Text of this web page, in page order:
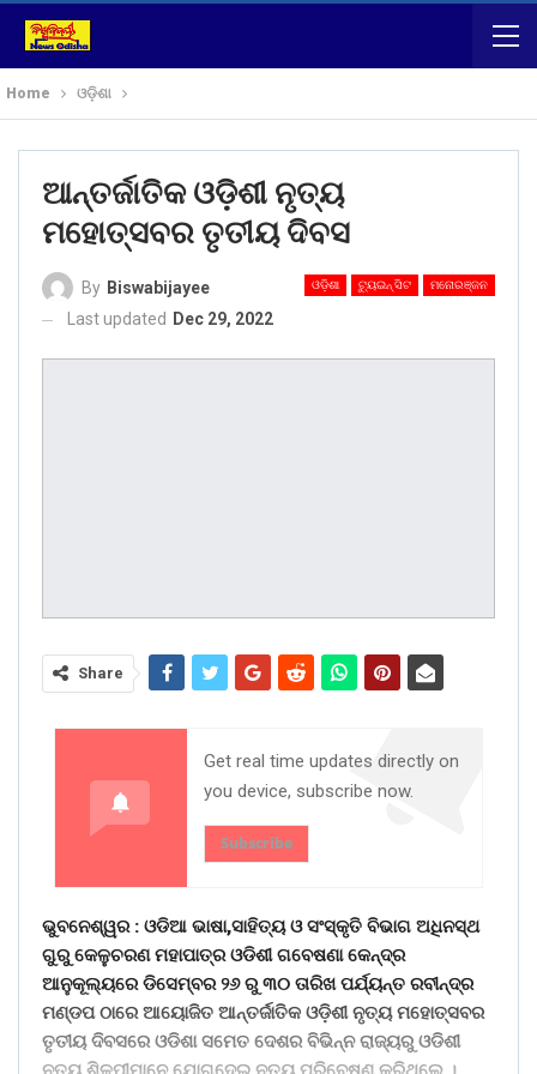
Home ଓଡ଼ିଶା
ଆନ୍ତର୍ଜାତିକ ଓଡ଼ିଶୀ ନୃତ୍ୟ
ମହୋତ୍ସବର ତୃତୀୟ ଦିବସ
ଓଡ଼ିଶା ଟ୍ୟୁଇନ୍ ସିଟ ମନୋରଞ୍ଜନ
By Biswabijayee
Last updated
Dec 29, 2022
Share
Get real time updates directly on
you device, subscribe now.
Subscribe
ଭୁବନେଶ୍ୱର : ଓଡିଆ ଭାଷା,ସାହିତ୍ୟ ଓ ସଂସ୍କୃତି ବିଭାଗ ଅଧିନସ୍ଥ
ଗୁରୁ କେଳୁଚରଣ ମହାପାତ୍ର ଓଡିଶୀ ଗବେଷଣା କେନ୍ଦ୍ର
ଆନୁକୂଲ୍ୟରେ ଡିସେମ୍ବର ୨୬ ରୁ ୩୦ ତାରିଖ ପର୍ଯ୍ୟନ୍ତ ରବୀନ୍ଦ୍ର
ମଣ୍ଡପ ଠାରେ ଆୟୋଜିତ ଆନ୍ତର୍ଜାତିକ ଓଡ଼ିଶୀ ନୃତ୍ୟ ମହୋତ୍ସବର
ତୃତୀୟ ଦିବସରେ ଓଡିଶା ସମେତ ଦେଶର ବିଭିନ୍ନ ରାଜ୍ୟରୁ ଓଡିଶୀ